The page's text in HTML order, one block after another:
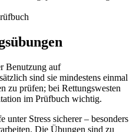
Benutzung auf
sind sie mindestens einmal
zu prüfen; bei Rettungswesten
im Prüfbuch wichtig.
unter Stress sicherer – besonders
Die Übungen sind zu